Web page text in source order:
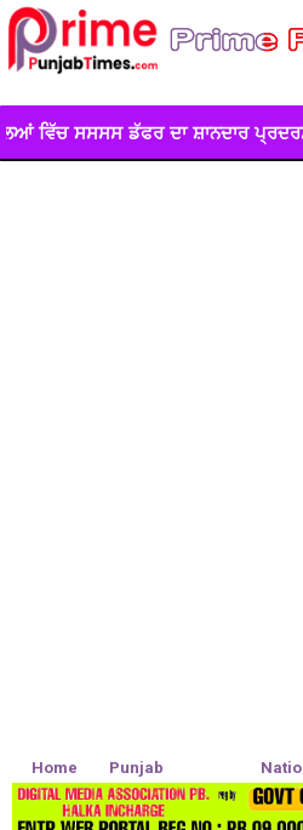
ਪ੍ਰਦਰਸ਼ਨ, ਤਿੰਨੋ ਮੁਕਾਬਲਿਆਂ ...
Home Punjab